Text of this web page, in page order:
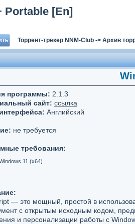
Portable [En]
Торрент-трекер NNM-Club -> Архив
программы: 2.1.3
сайт: ссылка
Английский
не требуется
требования:
11 (x64)
— это мощный, простой в
с открытым исходным кодом,
и персонализации работы с